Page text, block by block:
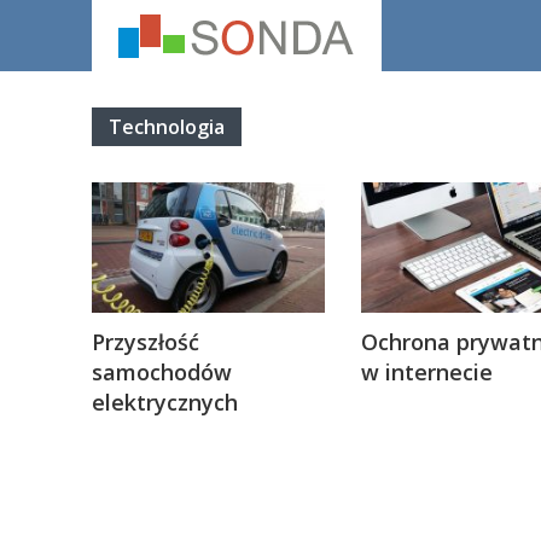
Technologia
Przyszłość
samochodów
elektrycznych
Ochrona
w internecie